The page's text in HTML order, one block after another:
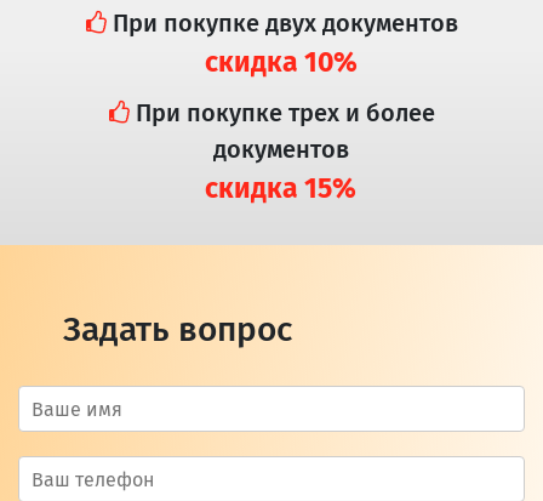
При покупке двух документов
скидка 10%
При покупке трех и более
документов
скидка 15%
Задать вопрос